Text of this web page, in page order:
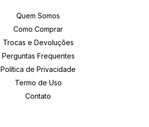
Quem Somos
Como Comprar
Trocas e Devoluções
Perguntas Frequentes
Política de Privacidade
Termo de Uso
Contato